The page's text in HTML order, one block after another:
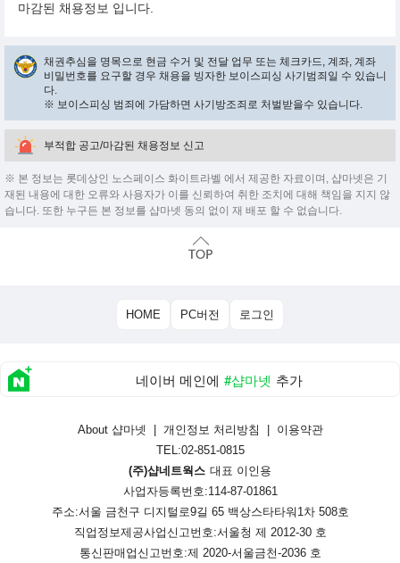
마감된 채용정보 입니다.
채권추심을 명목으로 현금 수거 및 전달 업무 또는 체크카드, 계좌, 계좌
비밀번호를 요구할 경우 채용을 빙자한 보이스피싱 사기범죄일 수 있습니
다.
※ 보이스피싱 범죄에 가담하면 사기방조죄로 처벌받을수 있습니다.
부적합 공고/마감된 채용정보 신고
※ 본 정보는 롯데상인 노스페이스 화이트라벨 에서 제공한 자료이며, 샵마넷은 기
재된 내용에 대한 오류와 사용자가 이를 신뢰하여 취한 조치에 대해 책임을 지지 않
습니다. 또한 누구든 본 정보를 샵마넷 동의 없이 재 배포 할 수 없습니다.
HOME PC버전 로그인
네이버 메인에 #샵마넷 추가
About 샵마넷 개인정보 처리방침
이용약관
TEL:02-851-0815
(주)샵네트웍스 대표 이인용
사업자등록번호:114-87-01861
주소:서울 금천구 디지털로9길 65 백상스타타워1차 508호
직업정보제공사업신고번호:서울청 제 2012-30 호
통신판매업신고번호:제 2020-서울금천-2036 호